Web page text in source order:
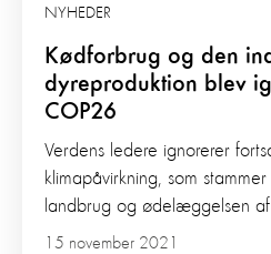
Kødforbrug og den
dyreproduktion blev
COP26
NYHEDER
15 november 2021
Verdens ledere ignorerer
klimapåvirkning, som
landbrug og ødelæggelsen af